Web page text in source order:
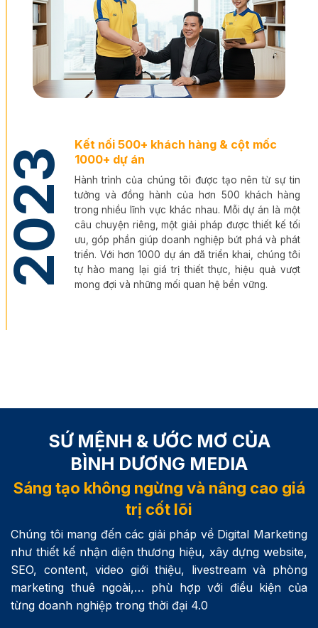
2023
Kết nối 500+ khách hàng & cột mốc
1000+ dự án
Hành trình của chúng tôi được tạo nên từ sự tin
tưởng và đồng hành của hơn 500 khách hàng
trong nhiều lĩnh vực khác nhau. Mỗi dự án là một
câu chuyện riêng, một giải pháp được thiết kế tối
ưu, góp phần giúp doanh nghiệp bứt phá và phát
triển. Với hơn 1000 dự án đã triển khai, chúng tôi
tự hào mang lại giá trị thiết thực, hiệu quả vượt
mong đợi và những mối quan hệ bền vững.
SỨ MỆNH & ƯỚC MƠ CỦA
BÌNH DƯƠNG MEDIA
Sáng tạo không ngừng và nâng cao giá
trị cốt lõi
Chúng tôi mang đến các giải pháp về Digital Marketing
như thiết kế nhận diện thương hiệu, xây dựng website,
SEO, content, video giới thiệu, livestream và phòng
marketing thuê ngoài,… phù hợp với điều kiện của
từng doanh nghiệp trong thời đại 4.0